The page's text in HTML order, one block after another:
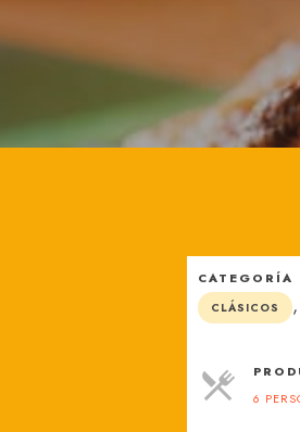
México
CATEGORÍA
CLÁSICOS ,
6